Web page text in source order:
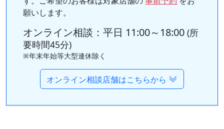
願いします。
オンライン相談：平日 11:00～18:00(所
要時間45分)
※年末年始等大型連休除く
オンライン相談店舗はこちらから